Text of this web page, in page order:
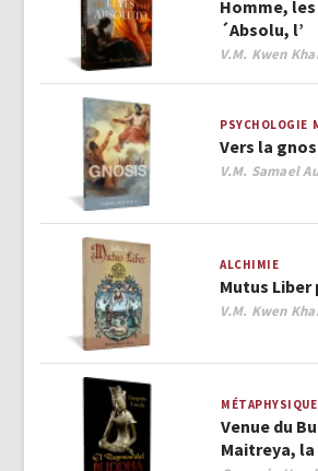
Homme,
´Absolu, l’
Author
V.M. Kwen
PSYCHOLOGIE
Vers la
Author
V.M. Samael
ALCHIMIE
Mutus Liber
Author
V.M. Kwen
MÉTAPHYSIQUE
Venue du
Maitreya, la